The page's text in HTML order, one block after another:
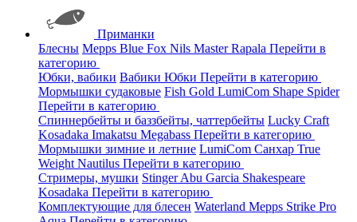
Приманки
Блесны Mepps Blue Fox Nils MasterRapala Перейти в
категорию
Юбки, вабики Вабики Юбки Перейти в категорию
Мормышки судаковые Fish Gold LumiCom Shape Spider
Перейти в категорию
Спиннербейты и баззбейты, чаттербейты Lucky Craft
Kosadaka Imakatsu Megabass Перейти в категорию
Мормышки зимние и летние LumiCom Санхар True
Weight Nautilus Перейти в категорию
Стримеры, мушки StingerAbu Garcia Shakespeare
Kosadaka Перейти в категорию
Комплектующие для блесен Waterland Mepps Strike Pro